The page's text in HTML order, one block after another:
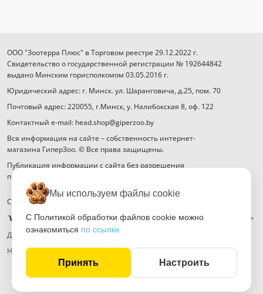
ООО "Зоотерра Плюс" в Торговом реестре 29.12.2022 г.
Свидетельство о государственной регистрации № 192644842
выдано Минским горисполкомом 03.05.2016 г.
Юридический адрес: г. Минск. ул. Шаранговича, д.25, пом. 70
Почтовый адрес: 220055, г.Минск, у. Налибокская 8, оф. 122
Контактный e-mail: head.shop@giperzoo.by
Вся информация на сайте – собственность интернет-
магазина ГиперЗоо. © Все права защищены.
Публикация информации с сайта без разрешения
правообладателя запрещена.
Способы оплаты
Договор публичной оферты
Настройка файлов cookie
Мы используем файлы cookie
С Политикой обработки файлов cookie можно
ознакомиться по ссылке
Принять Настроить